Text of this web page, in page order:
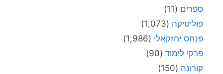
ספרים (11)
פוליטיקה (1,073)
פנחס יחזקאלי (1,986)
פרקי לימוד (90)
קורונה (150)